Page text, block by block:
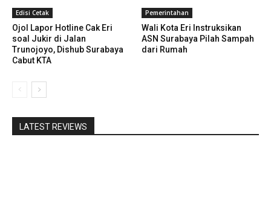
Edisi Cetak
Ojol Lapor Hotline Cak Eri
soal Jukir di Jalan
Trunojoyo, Dishub Surabaya
Cabut KTA
Pemerintahan
Wali Kota Eri Instruksikan
ASN Surabaya Pilah Sampah
dari Rumah
LATEST REVIEWS